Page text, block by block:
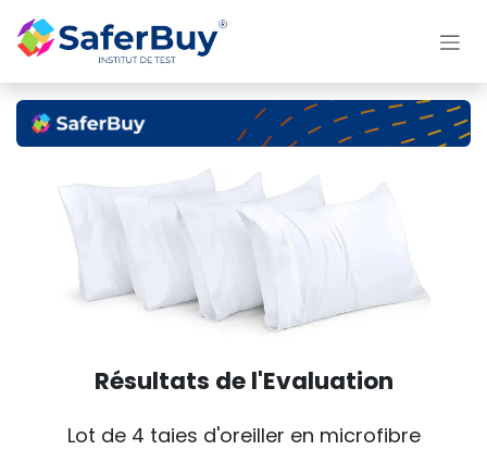
Résultats de l'Evaluation
Lot de 4 taies d'oreiller en microfibre